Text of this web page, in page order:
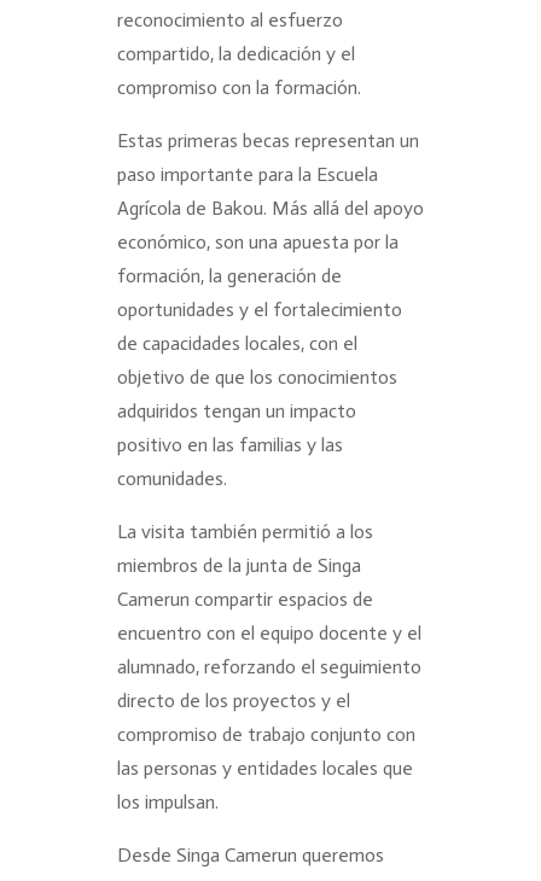
reconocimiento al esfuerzo
compartido, la dedicación y el
compromiso con la formación.
Estas primeras becas representan un
paso importante para la Escuela
Agrícola de Bakou. Más allá del apoyo
económico, son una apuesta por la
formación, la generación de
oportunidades y el fortalecimiento
de capacidades locales, con el
objetivo de que los conocimientos
adquiridos tengan un impacto
positivo en las familias y las
comunidades.
La visita también permitió a los
miembros de la junta de Singa
Camerun compartir espacios de
encuentro con el equipo docente y el
alumnado, reforzando el seguimiento
directo de los proyectos y el
compromiso de trabajo conjunto con
las personas y entidades locales que
los impulsan.
Desde Singa Camerun queremos